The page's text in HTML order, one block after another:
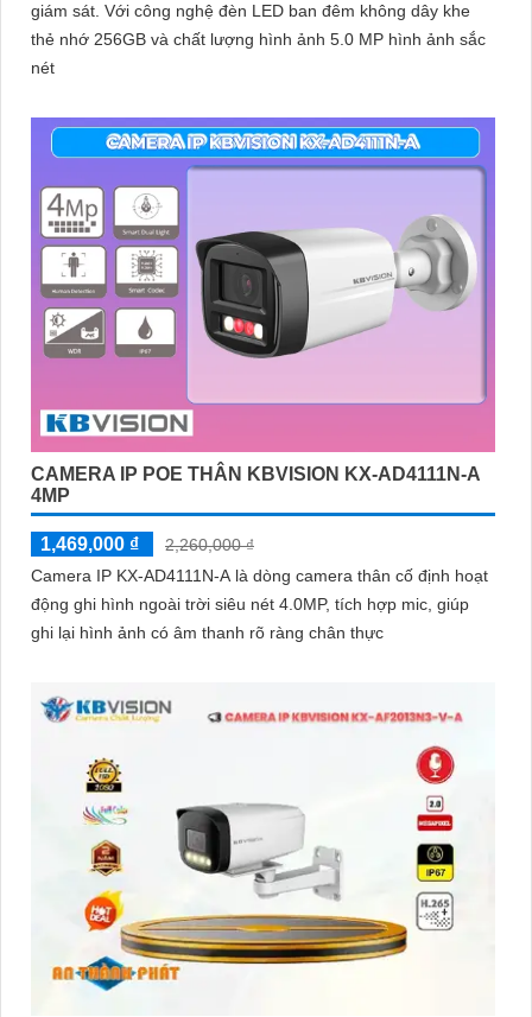
giám sát. Với công nghệ đèn LED ban đêm không dây khe
thẻ nhớ 256GB và chất lượng hình ảnh 5.0 MP hình ảnh sắc
nét
CAMERA IP POE THÂN KBVISION KX-AD4111N-A
4MP
1,469,000 ₫
2,260,000 ₫
Camera IP KX-AD4111N-A là dòng camera thân cố định hoạt
động ghi hình ngoài trời siêu nét 4.0MP, tích hợp mic, giúp
ghi lại hình ảnh có âm thanh rõ ràng chân thực